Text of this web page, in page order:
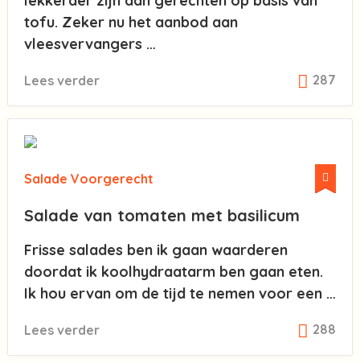
tofu. Zeker nu het aanbod aan
vleesvervangers …
Lees verder 287
Salade Voorgerecht
Salade van tomaten met basilicum
Frisse salades ben ik gaan waarderen
doordat ik koolhydraatarm ben gaan eten.
Ik hou ervan om de tijd te nemen voor een …
Lees verder 288